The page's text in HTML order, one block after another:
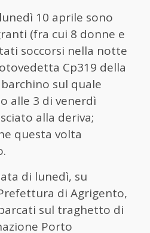
10 aprile sono
(fra cui 8 donne e
soccorsi nella notte
Cp319 della
sul quale
alle 3 di venerdì
alla deriva;
questa volta
di lunedì, su
di Agrigento,
sul traghetto di
Porto